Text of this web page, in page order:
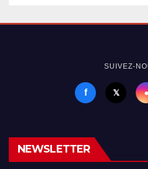
SUIVEZ-
f 𝕏
NEWSLETTER